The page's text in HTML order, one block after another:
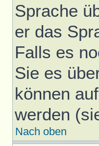
Sprache
er das
Falls es
Sie es
können
werden
Nach oben